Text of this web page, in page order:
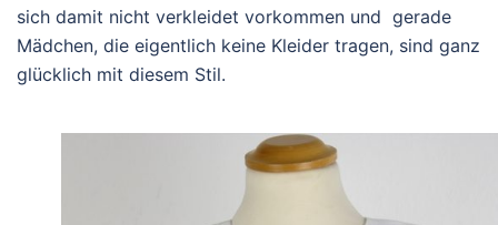
sich damit nicht verkleidet vorkommen und gerade
Mädchen, die eigentlich keine Kleider tragen, sind ganz
glücklich mit diesem Stil.